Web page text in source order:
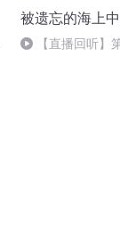
被遗忘的海上
【直播回听】